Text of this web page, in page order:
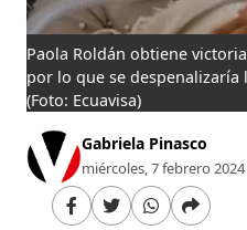
Paola Roldán obtiene
por lo que se despenalizaría
(Foto: Ecuavisa)
Gabriela Pinasco
miércoles, 7 febrero 2024